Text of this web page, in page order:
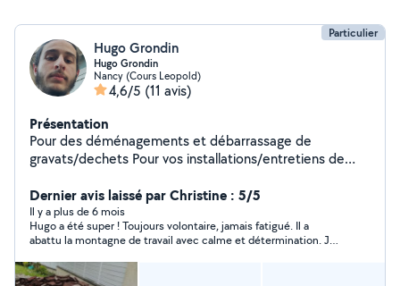
Particulier
Hugo Grondin
Hugo Grondin
Nancy (Cours Leopold)
4,6/5 (11 avis)
Présentation
Pour des déménagements et débarrassage de
gravats/dechets Pour vos installations/entretiens de
babysiting. Envoyez moi un message
Dernier avis laissé par Christine : 5/5
Il y a plus de 6 mois
Hugo a été super ! Toujours volontaire, jamais fatigué. Il a
abattu la montagne de travail avec calme et détermination. Je